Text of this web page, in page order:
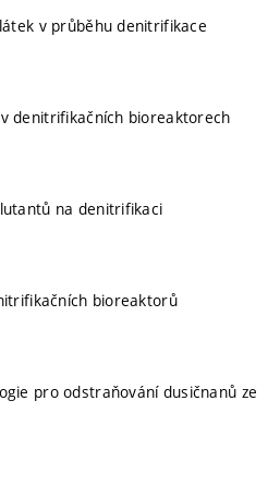
v průběhu denitrifikace
denitrifikačních bioreaktorech
na denitrifikaci
bioreaktorů
pro odstraňování dusičnanů ze